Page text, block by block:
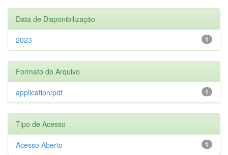
Data de Disponibilização
1
2023
Formato do Arquivo
1
application/pdf
Tipo de Acesso
1
Acesso Aberto